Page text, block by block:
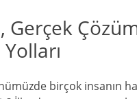
birçok insanın